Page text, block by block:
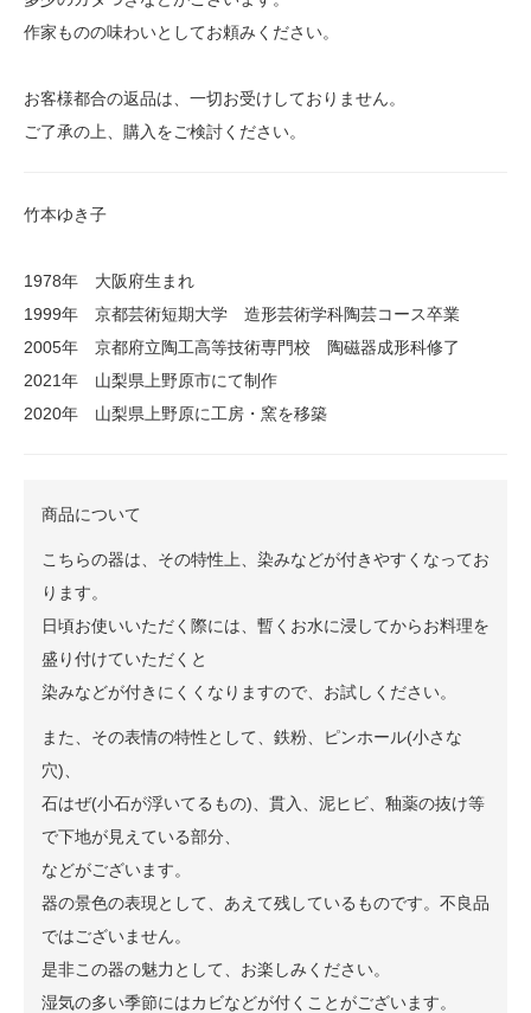
作家ものの味わいとしてお頼みください。
お客様都合の返品は、一切お受けしておりません。
ご了承の上、購入をご検討ください。
竹本ゆき子
1978年 大阪府生まれ
1999年 京都芸術短期大学 造形芸術学科陶芸コース卒業
2005年 京都府立陶工高等技術専門校 陶磁器成形科修了
2021年 山梨県上野原市にて制作
2020年 山梨県上野原に工房・窯を移築
商品について
こちらの器は、その特性上、染みなどが付きやすくなってお
ります。
日頃お使いいただく際には、暫くお水に浸してからお料理を
盛り付けていただくと
染みなどが付きにくくなりますので、お試しください。
また、その表情の特性として、鉄粉、ピンホール(小さな
穴)、
石はぜ(小石が浮いてるもの)、貫入、泥ヒビ、釉薬の抜け等
で下地が見えている部分、
などがございます。
器の景色の表現として、あえて残しているものです。不良品
ではございません。
是非この器の魅力として、お楽しみください。
湿気の多い季節にはカビなどが付くことがございます。